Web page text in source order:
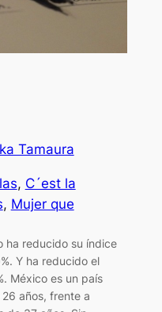
Tamaura
, C´est la
, Mujer que
ha reducido su índice
Y ha reducido el
México es un país
años, frente a